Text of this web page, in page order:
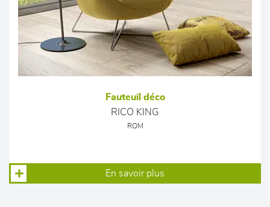
Fauteuil déco
RICO KING
ROM
En savoir plus